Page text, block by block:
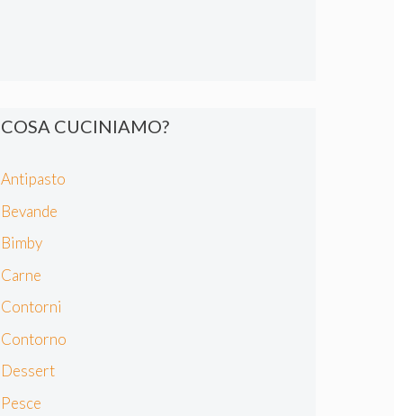
COSA CUCINIAMO?
Antipasto
Bevande
Bimby
Carne
Contorni
Contorno
Dessert
Pesce